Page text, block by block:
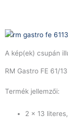
A kép(ek) csupán
RM Gastro FE 61/
Termék jellemzői:
2 x 13 literes,